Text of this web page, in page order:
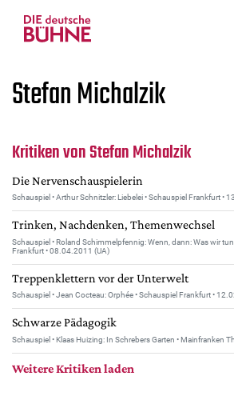
Schauspiel
Crossover
Bühnenwelt
Festivals & Veranstaltungen
Menschen & Theater
Themen
Internationales
Nachrufe
Medientipps
DdB-map
Stefan Michalzik
Kritiken von Stefan Michalzik
Die Nervenschauspielerin
Schauspiel • Arthur Schnitzler: Liebelei • Schauspiel Frankfurt •
Trinken, Nachdenken, Themenwechsel
Schauspiel • Roland Schimmelpfennig: Wenn, dann: Was wir
Frankfurt • 08.04.2011 (UA)
Treppenklettern vor der Unterwelt
Schauspiel • Jean Cocteau: Orphée • Schauspiel Frankfurt •
Schwarze Pädagogik
Schauspiel • Klaas Huizing: In Schrebers Garten • Mainfranken
Weitere Kritiken laden